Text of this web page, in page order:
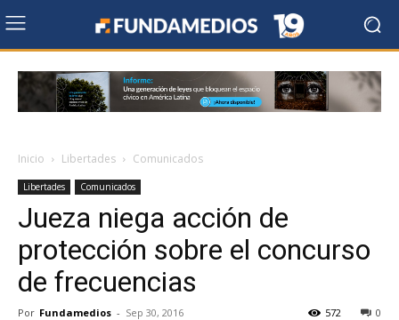
Inicio Libertades Comunicados
Libertades Comunicados
Jueza niega acción de
protección sobre el concurso
de frecuencias
Por Fundamedios - Sep 30, 2016 0
572